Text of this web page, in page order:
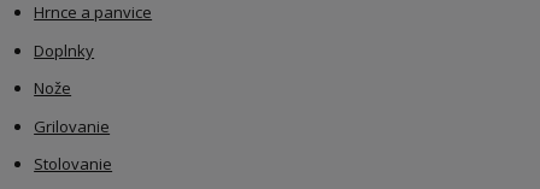
Hrnce a panvice
Doplnky
Nože
Grilovanie
Stolovanie